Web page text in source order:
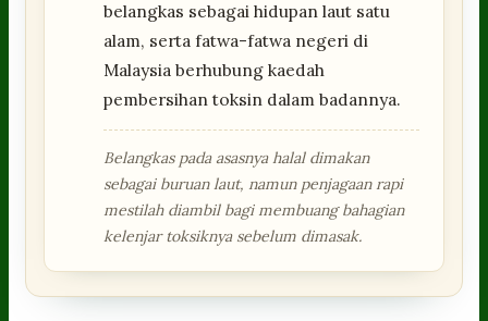
belangkas sebagai hidupan laut satu
alam, serta fatwa-fatwa negeri di
Malaysia berhubung kaedah
pembersihan toksin dalam badannya.
Belangkas pada asasnya halal dimakan
sebagai buruan laut, namun penjagaan rapi
mestilah diambil bagi membuang bahagian
kelenjar toksiknya sebelum dimasak.